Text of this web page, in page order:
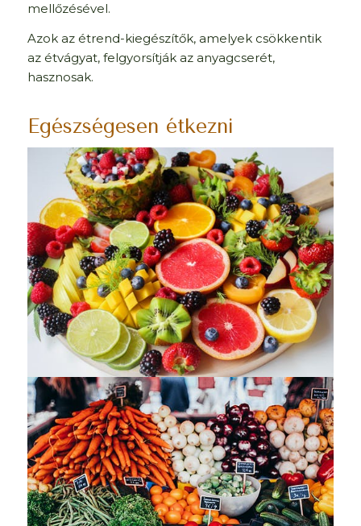
mellőzésével.
Azok az étrend-kiegészítők, amelyek csökkentik
az étvágyat, felgyorsítják az anyagcserét,
hasznosak.
Egészségesen étkezni